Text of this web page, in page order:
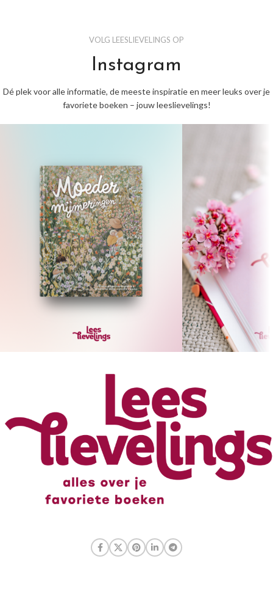
VOLG LEESLIEVELINGS OP
Instagram
Dé plek voor alle informatie, de meeste inspiratie en meer leuks over je
favoriete boeken – jouw leeslievelings!